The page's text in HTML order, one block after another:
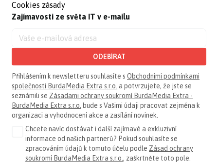
Cookies zásady
Zajímavosti ze světa IT v e-mailu
ODEBÍRAT
Přihlášením k newsletteru souhlasíte s Obchodními podmínkami
společnosti BurdaMedia Extra s.r.o. a potvrzujete, že jste se
seznámili se Zásadami ochrany soukromí BurdaMedia Extra -
BurdaMedia Extra s.r.o. bude s Vašimi údaji pracovat zejména k
organizaci a vyhodnocení akce a zasílání novinek.
Chcete navíc dostávat i další zajímavé a exkluzivní
informace od našich partnerů? Pokud souhlasíte se
zpracováním údajů k tomuto účelu podle Zásad ochrany
soukromí BurdaMedia Extra s.r.o., zaškrtněte toto pole.